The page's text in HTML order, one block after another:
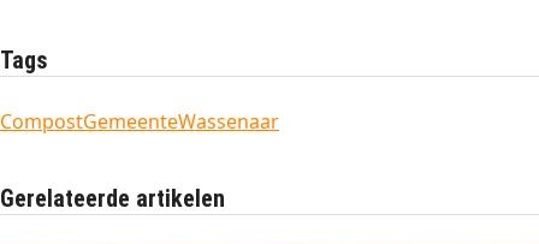
Tags
CompostGemeenteWassenaar
Gerelateerde artikelen